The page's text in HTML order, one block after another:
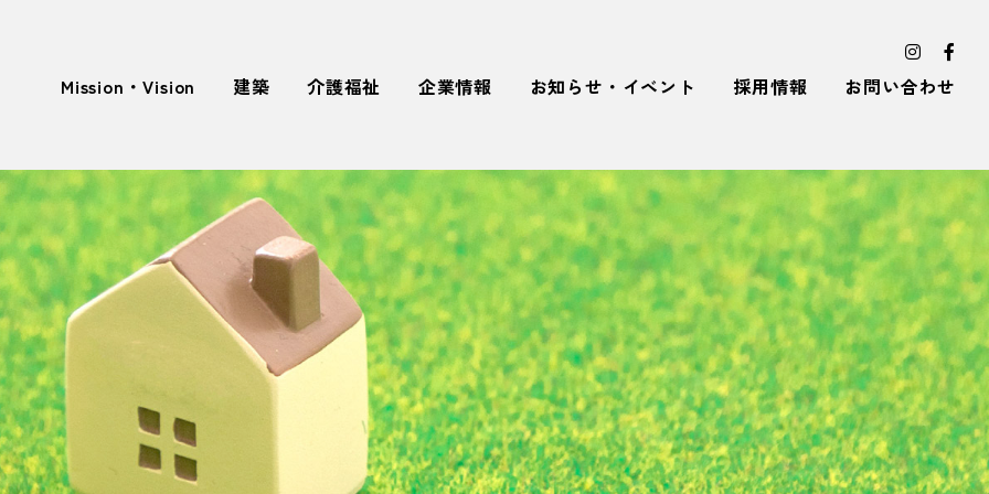
Mission・Vision 建築 介護福祉 企業情報 お知らせ・イベント 採用情報 お問い合わせ